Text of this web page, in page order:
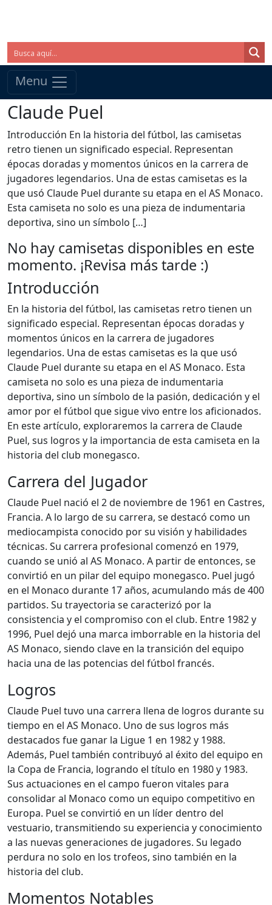
Menu
Claude Puel
Introducción En la historia del fútbol, las camisetas
retro tienen un significado especial. Representan
épocas doradas y momentos únicos en la carrera de
jugadores legendarios. Una de estas camisetas es la
que usó Claude Puel durante su etapa en el AS Monaco.
Esta camiseta no solo es una pieza de indumentaria
deportiva, sino un símbolo […]
No hay camisetas disponibles en este
momento. ¡Revisa más tarde :)
Introducción
En la historia del fútbol, las camisetas retro tienen un
significado especial. Representan épocas doradas y
momentos únicos en la carrera de jugadores
legendarios. Una de estas camisetas es la que usó
Claude Puel durante su etapa en el AS Monaco. Esta
camiseta no solo es una pieza de indumentaria
deportiva, sino un símbolo de la pasión, dedicación y el
amor por el fútbol que sigue vivo entre los aficionados.
En este artículo, exploraremos la carrera de Claude
Puel, sus logros y la importancia de esta camiseta en la
historia del club monegasco.
Carrera del Jugador
Claude Puel nació el 2 de noviembre de 1961 en Castres,
Francia. A lo largo de su carrera, se destacó como un
mediocampista conocido por su visión y habilidades
técnicas. Su carrera profesional comenzó en 1979,
cuando se unió al AS Monaco. A partir de entonces, se
convirtió en un pilar del equipo monegasco. Puel jugó
en el Monaco durante 17 años, acumulando más de 400
partidos. Su trayectoria se caracterizó por la
consistencia y el compromiso con el club. Entre 1982 y
1996, Puel dejó una marca imborrable en la historia del
AS Monaco, siendo clave en la transición del equipo
hacia una de las potencias del fútbol francés.
Logros
Claude Puel tuvo una carrera llena de logros durante su
tiempo en el AS Monaco. Uno de sus logros más
destacados fue ganar la Ligue 1 en 1982 y 1988.
Además, Puel también contribuyó al éxito del equipo en
la Copa de Francia, logrando el título en 1980 y 1983.
Sus actuaciones en el campo fueron vitales para
consolidar al Monaco como un equipo competitivo en
Europa. Puel se convirtió en un líder dentro del
vestuario, transmitiendo su experiencia y conocimiento
a las nuevas generaciones de jugadores. Su legado
perdura no solo en los trofeos, sino también en la
historia del club.
Momentos Notables